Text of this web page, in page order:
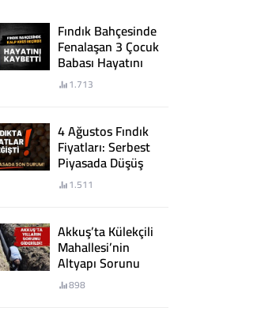
Fındık Bahçesinde
Fenalaşan 3 Çocuk
Babası Hayatını
Kaybetti
1.713
4 Ağustos Fındık
Fiyatları: Serbest
Piyasada Düşüş
Sürüyor!
1.511
Akkuş’ta Külekçili
Mahallesi’nin
Altyapı Sorunu
Giderildi
898